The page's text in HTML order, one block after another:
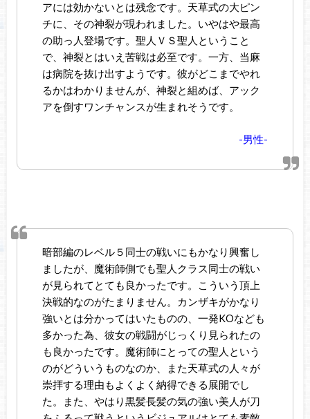
アには効かないとは残念です。天草式の大ピン
チに、その神裂が現われました。いやはや最高
の助っ人登場です。聖人ＶＳ聖人ということ
で、神裂とはいえ苦戦は必至です。一方、当麻
は病院を抜け出すようです。彼がどこまでやれ
るかはわかりませんが、神裂と組めば、アック
アを倒すワンチャンスが生まれそうです。
-男性-
暗部編のレベル５同士の戦いにもかなり興奮し
ましたが、魔術師側でも聖人クラス同士の戦い
が見られてとても良かったです。こういう頂上
決戦的なのがたまりません。カンザキがかなり
強いとは分かってはいたものの、一発KOなども
多かった為、彼女の戦闘がじっくり見られたの
も良かったです。魔術師にとっての聖人という
のがどういうものなのか、また天草式の人々が
崇拝する理由もよくよく納得できる展開でし
た。また、やはり黒髪長髪の気の強い美人が刀